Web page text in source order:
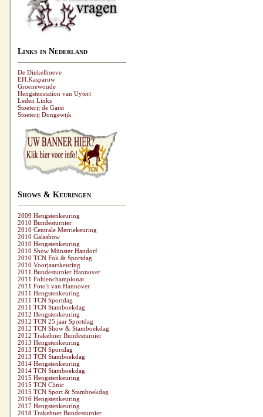
Links in Nederland
De Dinkelhoeve
EH.Kasparow
Groenewoude
Hengstenstation van Uytert
Leden Links
Stoeterij de Garst
Stoeterij Dongewijk
Shows & Keuringen
2009 Hengstenkeuring
2010 Bundesturnier
2010 Centrale Merriekeuring
2010 Galashow
2010 Hengstenkeuring
2010 Show Münster Handorf
2010 TCN Fok & Sportdag
2010 Voorjaarskeuring
2011 Bundesturnier Hannover
2011 Fohlenchampionat
2011 Foto's van Hannover
2011 Hengstenkeuring
2011 TCN Sportdag
2011 TCN Stamboekdag
2012 Hengstenkeuring
2012 TCN 25 jaar Sportdag
2012 TCN Show & Stamboekdag
2012 Trakehner Bundesturnier
2013 Hengstenkeuring
2013 TCN Sportdag
2013 TCN Stamboekdag
2014 Hengstenkeuring
2014 TCN Stamboekdag
2015 Hengstenkeuring
2015 TCN Clinic
2015 TCN Sport & Stamboekdag
2016 Hengstenkeuring
2017 Hengstenkeuring
2018 Trakehner Bundesturnier